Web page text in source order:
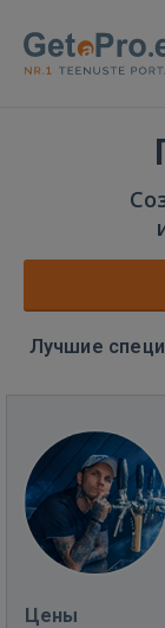
Лучшие
Цены